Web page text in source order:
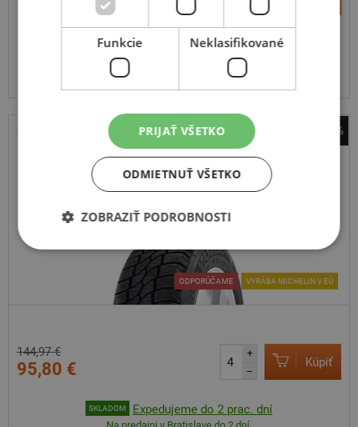
–
SKLADOM Expedujeme budúci prac. deň
Na predajni v Bratislave do 2 dní.
Centrálny sklad 20 ks.
-34%
Sebring
Formula Van+ Winter 201
ODPORÚČAME VYRÁBA MICHELIN V EÚ
144,97 €
95,80 €
+
–
Kúpiť
SKLADOM Expedujeme do 2 prac. dní
Funkcie Neklasifikované
PRIJAŤ VŠETKO
ODMIETNUŤ VŠETKO
ZOBRAZIŤ PODROBNOSTI